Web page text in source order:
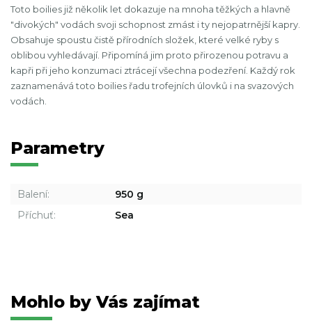
Toto boilies již několik let dokazuje na mnoha těžkých a hlavně
"divokých" vodách svoji schopnost zmást i ty nejopatrnější kapry.
Obsahuje spoustu čistě přírodních složek, které velké ryby s
oblibou vyhledávají. Připomíná jim proto přirozenou potravu a
kapři při jeho konzumaci ztrácejí všechna podezření. Každý rok
zaznamenává toto boilies řadu trofejních úlovků i na svazových
vodách.
Parametry
Balení:
950 g
Příchuť:
Sea
Mohlo by Vás zajímat